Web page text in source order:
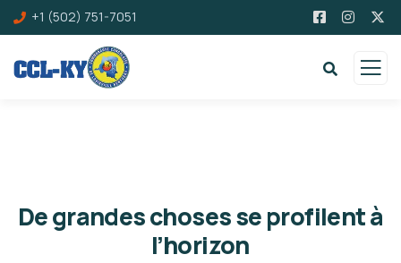
+1 (502) 751-7051
De grandes choses se profilent à
l’horizon